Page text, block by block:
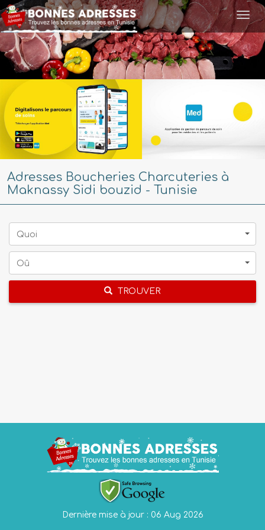
Adresses Boucheries Charcuteries à
Maknassy Sidi bouzid - Tunisie
Quoi
Oû
TROUVER
Dernière mise à jour : 06 Aug 2026